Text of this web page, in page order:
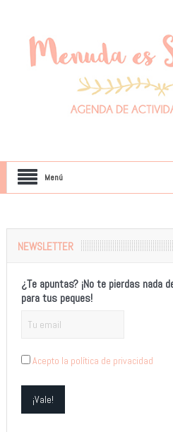
Menú
NEWSLETTER
¿Te apuntas? ¡No te pierdas nada
para tus peques!
Acepto la política de privacidad